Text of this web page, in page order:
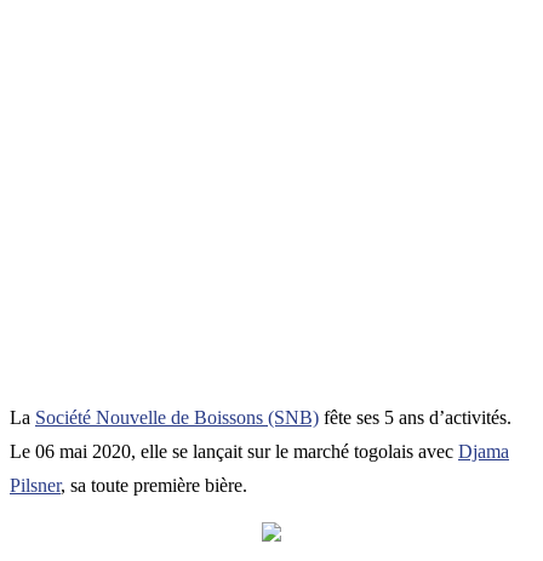
La Société Nouvelle de Boissons (SNB) fête ses 5 ans d’activités.
Le 06 mai 2020, elle se lançait sur le marché togolais avec Djama
Pilsner, sa toute première bière.